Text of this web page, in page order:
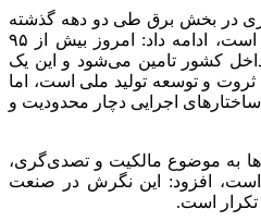
در بخش برق طی دو دهه گذشته
با چالش‌های جدی مواجه بوده است، ادامه داد: امروز بیش از ۹۵
کشور تامین می‌شود و این یک
و توسعه تولید ملی است، اما
اجرایی دچار محدودیت و
به موضوع مالکیت و تصدی‌گری،‌
افزود: این نگرش در صنعت
تکرار است.